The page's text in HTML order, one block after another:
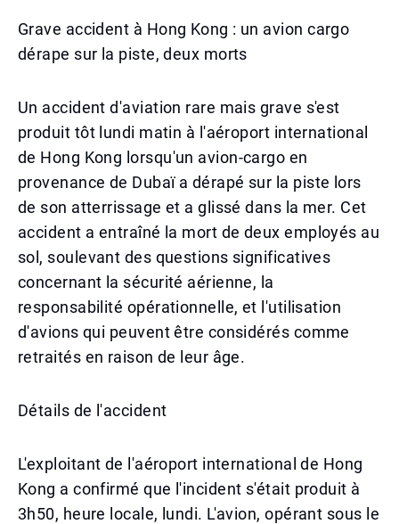
Grave accident à Hong Kong : un avion cargo
dérape sur la piste, deux morts
Un accident d'aviation rare mais grave s'est
produit tôt lundi matin à l'aéroport international
de Hong Kong lorsqu'un avion-cargo en
provenance de Dubaï a dérapé sur la piste lors
de son atterrissage et a glissé dans la mer. Cet
accident a entraîné la mort de deux employés au
sol, soulevant des questions significatives
concernant la sécurité aérienne, la
responsabilité opérationnelle, et l'utilisation
d'avions qui peuvent être considérés comme
retraités en raison de leur âge.
Détails de l'accident
L'exploitant de l'aéroport international de Hong
Kong a confirmé que l'incident s'était produit à
3h50, heure locale, lundi. L'avion, opérant sous le